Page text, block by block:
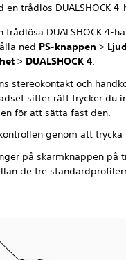
trådlös DUALSHOCK
trådlösa DUALSHOCK 4-
ned PS-knappen >
> DUALSHOCK 4.
stereokontakt och
sitter rätt trycker du
för att sätta fast den.
genom att trycka
på skärmknappen på
de tre